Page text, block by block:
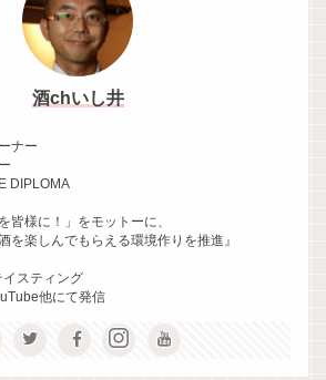
酒chいし井
ナー
DIPLOMA
皆様に！」をモットーに、
を楽しんでもらえる環境作りを推進』
イスティング
他にて発信